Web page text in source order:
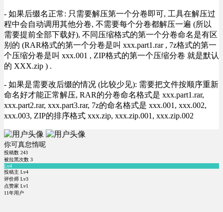
- 如果后缀名正常: 只需要解压第一个分卷即可, 工具在解压过
程中会自动调用其他分卷, 不需要每个分卷都解压一遍 (所以
需要提前全部下载好), 不同压缩格式的第一个分卷命名是有区
别的 (RAR格式的第一个分卷是叫 xxx.part1.rar , 7z格式的第一
个压缩分卷是叫 xxx.001 , ZIP格式的第一个压缩分卷 就是默认
的 XXX.zip ) .
- 如果是需要改后缀的情况 (比较少见): 需要把文件按顺序重新
命名好才能正常解压, RAR的分卷命名格式是 xxx.part1.rar,
xxx.part2.rar, xxx.part3.rar, 7z的命名格式是 xxx.001, xxx.002,
xxx.003, ZIP的排序格式 xxx.zip, xxx.zip.001, xxx.zip.002
你可真怠惰呢
投稿数 243
被拉黑次数 3
Lv4
投稿主 Lv4
评价师 Lv3
点赞家 Lv1
11年用户